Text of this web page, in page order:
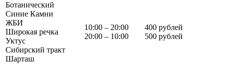
Ботанический
Синие Камни
ЖБИ
Широкая речка
Уктус
Сибирский тракт
Шарташ
10:00 – 20:00
20:00 – 10:00
400 рублей
500 рублей